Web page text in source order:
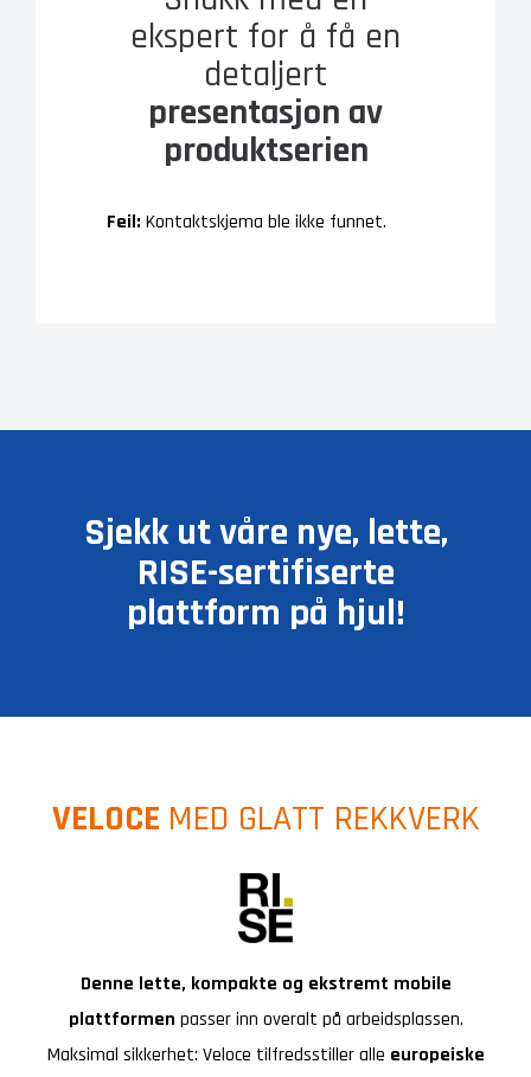
ekspert for å få en
detaljert
presentasjon av
produktserien
Feil: Kontaktskjema ble ikke funnet.
Sjekk ut våre nye, lette,
RISE-sertifiserte
plattform på hjul!
VELOCE MED GLATT REKKVERK
Denne lette, kompakte og ekstremt mobile
plattformen passer inn overalt på arbeidsplassen.
Maksimal sikkerhet: Veloce tilfredsstiller alle europeiske